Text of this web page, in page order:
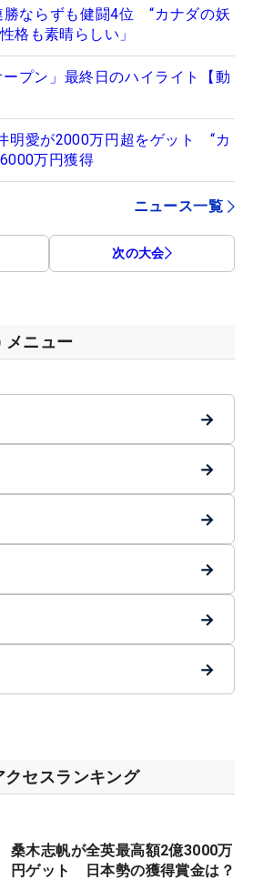
勝ならずも健闘4位 “カナダの妖
格も素晴らしい」
ープン」最終日のハイライト【動
明愛が2000万円超をゲット “カ
万円獲得
ニュース一覧
次の大会
メニュー
→
→
→
→
→
→
クセスランキング
桑木志帆が全英最高額2億3000万
円ゲット 日本勢の獲得賞金は？